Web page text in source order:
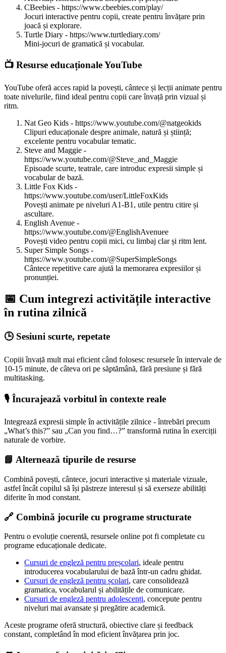
CBeebies - https://www.cbeebies.com/play/
Jocuri interactive pentru copii, create pentru învățare prin
joacă și explorare.
Turtle Diary - https://www.turtlediary.com/
Mini-jocuri de gramatică și vocabular.
📺 Resurse educaționale YouTube
YouTube oferă acces rapid la povești, cântece și lecții animate pentru
toate nivelurile, fiind ideal pentru copii care învață prin vizual și
ritm.
Nat Geo Kids - https://www.youtube.com/@natgeokids
Clipuri educaționale despre animale, natură și știință;
excelente pentru vocabular tematic.
Steve and Maggie -
https://www.youtube.com/@Steve_and_Maggie
Episoade scurte, teatrale, care introduc expresii simple și
vocabular de bază.
Little Fox Kids -
https://www.youtube.com/user/LittleFoxKids
Povești animate pe niveluri A1-B1, utile pentru citire și
ascultare.
English Avenue -
https://www.youtube.com/@EnglishAvenuee
Povești video pentru copii mici, cu limbaj clar și ritm lent.
Super Simple Songs -
https://www.youtube.com/@SuperSimpleSongs
Cântece repetitive care ajută la memorarea expresiilor și
pronunției.
📅 Cum integrezi activitățile interactive
în rutina zilnică
🕒 Sesiuni scurte, repetate
Copiii învață mult mai eficient când folosesc resursele în intervale de
10-15 minute, de câteva ori pe săptămână, fără presiune și fără
multitasking.
🎙️ Încurajează vorbitul în contexte reale
Integrează expresii simple în activitățile zilnice - întrebări precum
„What’s this?” sau „Can you find…?” transformă rutina în exerciții
naturale de vorbire.
📘 Alternează tipurile de resurse
Combină povești, cântece, jocuri interactive și materiale vizuale,
astfel încât copilul să își păstreze interesul și să exerseze abilități
diferite în mod constant.
🔗 Combină jocurile cu programe structurate
Pentru o evoluție coerentă, resursele online pot fi completate cu
programe educaționale dedicate.
Cursuri de engleză pentru preșcolari, ideale pentru
introducerea vocabularului de bază într-un cadru ghidat.
Cursuri de engleză pentru școlari, care consolidează
gramatica, vocabularul și abilitățile de comunicare.
Cursuri de engleză pentru adolescenți, concepute pentru
niveluri mai avansate și pregătire academică.
Aceste programe oferă structură, obiective clare și feedback
constant, completând în mod eficient învățarea prin joc.